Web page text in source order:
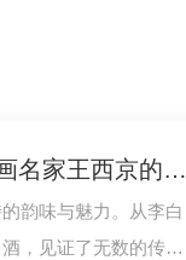
汉上至 尊文化艺术三 | 当代书画名家王西京的酒墨文化
韵味与魅力。从李白
，见证了无数的传奇